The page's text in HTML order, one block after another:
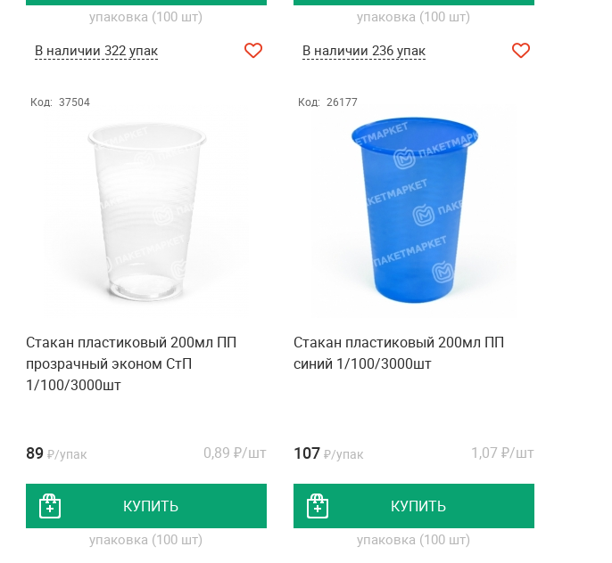
упаковка (100 шт)
В наличии 322 упак
упаковка (100 шт)
В наличии 236 упак
Код: 37504
Стакан пластиковый 200мл ПП
прозрачный эконом СтП
1/100/3000шт
89 ₽/упак 0,89 ₽/шт
КУПИТЬ
упаковка (100 шт)
Код: 26177
Стакан пластиковый 200мл ПП
синий 1/100/3000шт
107 ₽/упак 1,07 ₽/шт
КУПИТЬ
упаковка (100 шт)